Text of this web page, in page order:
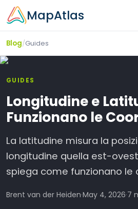
Skip to main content
MapAtlas
Blog/Guides
GUIDES
Longitudine e
Funzionano le
La latitudine misura la
longitudine quella est-
spiega come funzionano le
Brent van der Heiden·May 4, 2026·7